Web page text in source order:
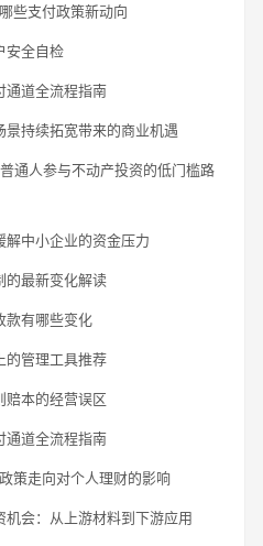
些支付政策新动向
安全自检
通道全流程指南
景持续拓宽带来的商业机遇
通人参与不动产投资的低门槛路
解中小企业的资金压力
的最新变化解读
款有哪些变化
的管理工具推荐
赔本的经营误区
通道全流程指南
策走向对个人理财的影响
机会：从上游材料到下游应用